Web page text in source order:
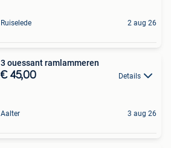
Ruiselede 2 aug 26
3 ouessant ramlammeren
€ 45,00 Details
Aalter 3 aug 26